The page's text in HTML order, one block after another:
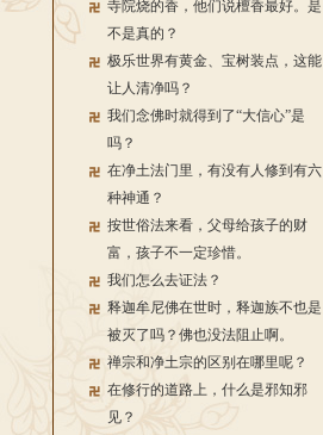
寺院烧的香，他们说檀香最好。是
不是真的？
极乐世界有黄金、宝树装点，这能
让人清净吗？
我们念佛时就得到了“大信心”是
吗？
在净土法门里，有没有人修到有六
种神通？
按世俗法来看，父母给孩子的财
富，孩子不一定珍惜。
我们怎么去证法？
释迦牟尼佛在世时，释迦族不也是
被灭了吗？佛也没法阻止啊。
禅宗和净土宗的区别在哪里呢？
在修行的道路上，什么是邪知邪
见？